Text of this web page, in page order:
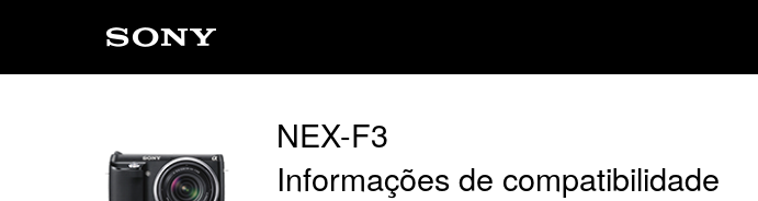
NEX-F3
Informações de compatibilidade